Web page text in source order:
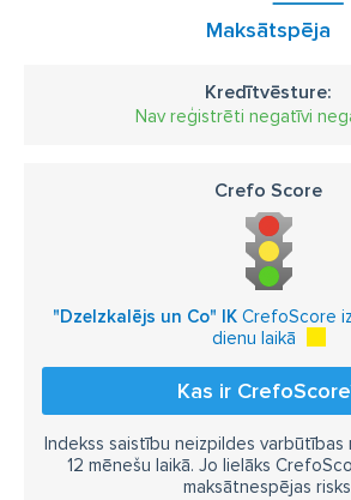
Maksātspēja
Kredītvēsture:
Nav reģistrēti negatīvi
Crefo Score
"Dzelzkalējs un Co" IKCrefoScore
dienu laikā
Kas ir
Indekss saistību neizpildes varbūtības
12 mēnešu laikā. Jo lielāks
maksātnespējas